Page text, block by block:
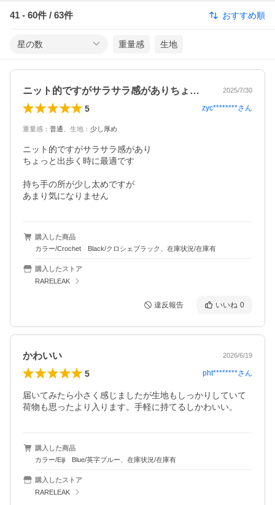
41 - 60件 / 63件 おすすめ順
星の数 重量感 生地
ニット的ですがサラサラ感がありちょっと… 2025/7/30
5 zyc********さん
重量感 ： 普通 生地 ： 少し厚め
ニット的ですがサラサラ感があり
ちょっと出歩く時に最適です
持ち手の所が少し太めですが
あまり気になりません
購入した商品
カラー/Crochet Black/クロシェブラック、在庫状況/在庫有
購入したストア
RARELEAK
違反報告 いいね 0
かわいい 2026/6/19
5 pht********さん
届いてみたら小さく感じましたが生地もしっかりしていて
荷物も思ったより入ります。手軽に持てるしかわいい。
購入した商品
カラー/Eiji Blue/英字ブルー、在庫状況/在庫有
購入したストア
RARELEAK